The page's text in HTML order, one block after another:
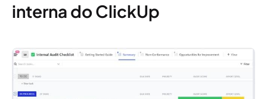
interna do ClickUp